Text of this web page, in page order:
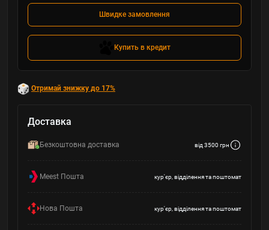
Швидке замовлення
Купить в кредит
Отримай знижку до 17%
Доставка
Безкоштовна доставка від 3500 грн
Meest Пошта кур'єр, відділення та поштомат
Нова Пошта кур'єр, відділення та поштомат